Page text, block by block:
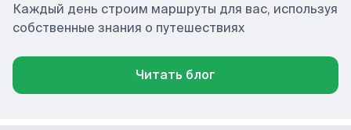
Каждый день строим маршруты для вас, используя
собственные знания о путешествиях
Читать блог